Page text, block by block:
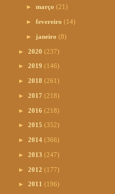
►março(21)
►fevereiro(14)
► janeiro(8)
► 2020 (237)
► 2019 (146)
► 2018 (261)
► 2017 (218)
► 2016 (218)
► 2015 (352)
► 2014 (366)
► 2013 (247)
► 2012 (177)
► 2011 (196)